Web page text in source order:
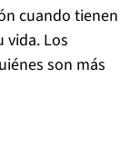
cuando tienen
vida. Los
son más